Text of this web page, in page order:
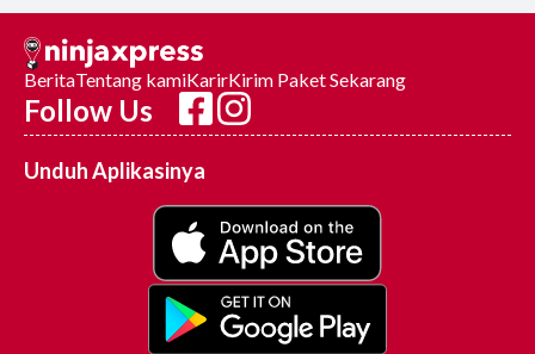
BeritaTentang kamiKarirKirim Paket Sekarang
Follow Us
Unduh Aplikasinya